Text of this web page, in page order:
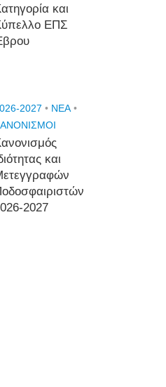
και
ΕΠΣ
2027 • NEA •
και
2027